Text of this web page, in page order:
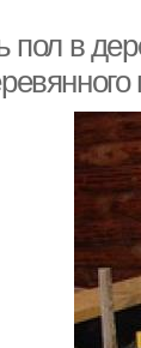
пол в